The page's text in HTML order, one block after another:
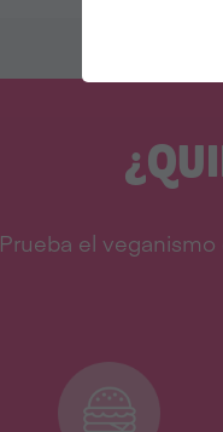
Prueba el